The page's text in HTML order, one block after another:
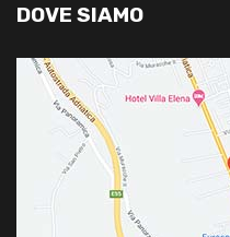
DOVE SIAMO